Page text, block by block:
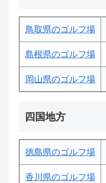
鳥取県のゴルフ場
島根県のゴルフ場
岡山県のゴルフ場
四国地方
徳島県のゴルフ場
香川県のゴルフ場